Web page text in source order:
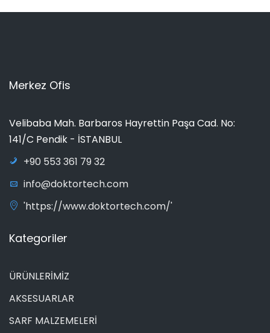
Merkez Ofis
Velibaba Mah. Barbaros Hayrettin Paşa Cad. No:
141/C Pendik - İSTANBUL
+90 553 361 79 32
info@doktortech.com
'https://www.doktortech.com/'
Kategoriler
ÜRÜNLERİMİZ
AKSESUARLAR
SARF MALZEMELERİ